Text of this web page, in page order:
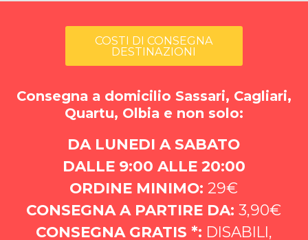
COSTI DI CONSEGNA
DESTINAZIONI
Consegna a domicilio Sassari, Cagliari,
Quartu, Olbia e non solo:
DA LUNEDI A SABATO
DALLE 9:00 ALLE 20:00
ORDINE MINIMO: 29€
CONSEGNA A PARTIRE DA: 3,90€
CONSEGNA GRATIS *: DISABILI,